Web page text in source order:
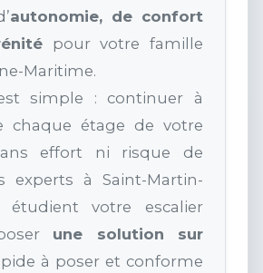
autonomie, de confort
pour votre famille
Maritime.
simple : continuer à
chaque étage de votre
effort ni risque de
experts à Saint-Martin-
étudient votre escalier
une solution sur
à poser et conforme